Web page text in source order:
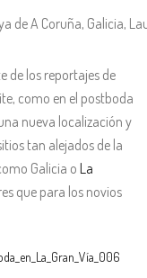
de A Coruña, Galicia,
de los reportajes de
como en el postboda
nueva localización y
tan alejados de la
Galicia o La
que para los novios